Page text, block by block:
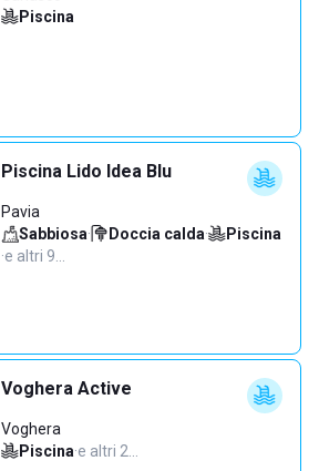
Piscina
Piscina Lido Idea Blu
Pavia
Sabbiosa· Doccia calda·
Piscina
·e altri 9…
Voghera Active
Voghera
Piscina·e altri 2…